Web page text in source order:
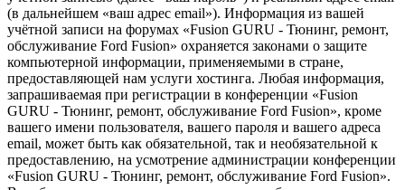
(в дальнейшем «ваш адрес email»). Информация из вашей
учётной записи на форумах «Fusion GURU - Тюнинг, ремонт,
обслуживание Ford Fusion» охраняется законами о защите
компьютерной информации, применяемыми в стране,
предоставляющей нам услуги хостинга. Любая информация,
запрашиваемая при регистрации в конференции «Fusion
GURU - Тюнинг, ремонт, обслуживание Ford Fusion», кроме
вашего имени пользователя, вашего пароля и вашего адреса
email, может быть как обязательной, так и необязательной к
предоставлению, на усмотрение администрации конференции
«Fusion GURU - Тюнинг, ремонт, обслуживание Ford Fusion».